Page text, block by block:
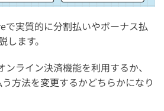
で実質的に分割払いやボーナス払
ます。
ライン決済機能を利用するか、
方法を変更するかどちらかになり